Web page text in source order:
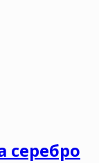
серебро